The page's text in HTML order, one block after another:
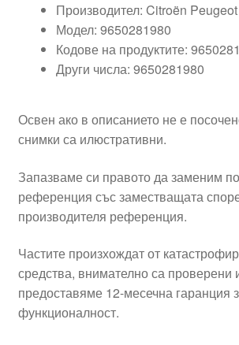
Производител: Citroën Peugeot
Модел: 9650281980
Кодове на продуктите:
Други числа: 9650281980
Освен ако в описанието не е
снимки са илюстративни.
Запазваме си правото да заменим
референция със заместващата
производителя референция.
Частите произхождат от
средства, внимателно са проверени
предоставяме 12-месечна гаранция
функционалност.